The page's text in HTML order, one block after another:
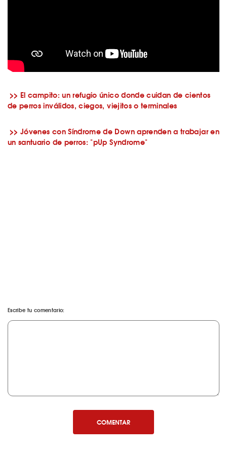
>> El campito: un refugio único donde cuidan de cientos
de perros inválidos, ciegos, viejitos o terminales
>> Jóvenes con Síndrome de Down aprenden a trabajar en
un santuario de perros: "pUp Syndrome"
Escribe tu comentario:
COMENTAR